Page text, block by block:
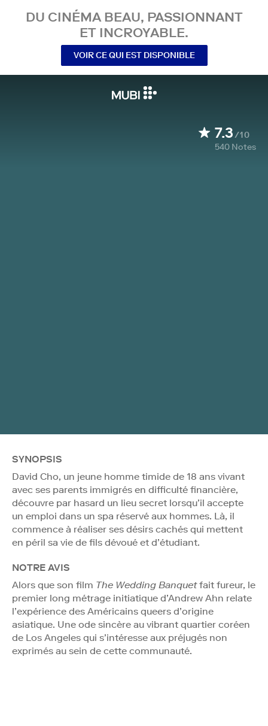
DU CINÉMA BEAU, PASSIONNANT
ET INCROYABLE.
VOIR CE QUI EST DISPONIBLE
7.3/10
540 Notes
SYNOPSIS
David Cho, un jeune homme timide de 18 ans vivant
avec ses parents immigrés en difficulté financière,
découvre par hasard un lieu secret lorsqu’il accepte
un emploi dans un spa réservé aux hommes. Là, il
commence à réaliser ses désirs cachés qui mettent
en péril sa vie de fils dévoué et d’étudiant.
NOTRE AVIS
Alors que son film The Wedding Banquetfait fureur, le
premier long métrage initiatique d’Andrew Ahn relate
l’expérience des Américains queers d’origine
asiatique. Une ode sincère au vibrant quartier coréen
de Los Angeles qui s’intéresse aux préjugés non
exprimés au sein de cette communauté.